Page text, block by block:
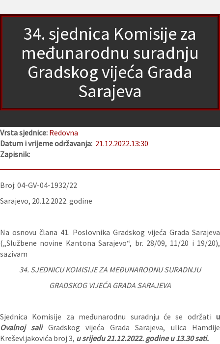
34. sjednica Komisije za
međunarodnu suradnju
Gradskog vijeća Grada
Sarajeva
Vrsta sjednice: Redovna
Datum i vrijeme održavanja: 21.12.2022.13:30
Zapisnik:
Broj: 04-GV-04-1932/22
Sarajevo, 20.12.2022. godine
Na osnovu člana 41. Poslovnika Gradskog vijeća Grada Sarajeva
(„Službene novine Kantona Sarajevo“, br. 28/09, 11/20 i 19/20),
sazivam
34. SJEDNICU KOMISIJE ZA MEĐUNARODNU SURADNJU
GRADSKOG VIJEĆA GRADA SARAJEVA
Sjednica Komisije za međunarodnu suradnju će se održati u
Ovalnoj saliGradskog vijeća Grada Sarajeva, ulica Hamdije
Kreševljakovića broj 3, u srijedu 21.12.2022. godineu 13.30 sati.